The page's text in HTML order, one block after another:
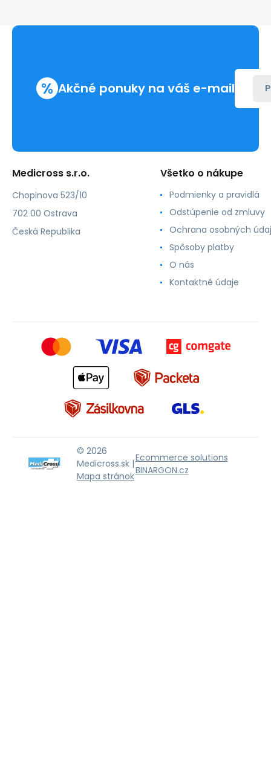
16cm
% Akčné ponuky na váš e-mail
Medicross s.r.o.
Chopinova 523/10
702 00 Ostrava
Česká Republika
Všetko o nákupe
Podmienky a pravidlá
Odstúpenie od zmluvy
Ochrana osobných
Spôsoby platby
O nás
Kontaktné údaje
© 2026
Medicross.sk |
Mapa stránok
Ecommerce solutions
BINARGON.cz